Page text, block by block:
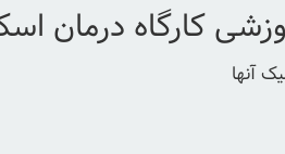
کارگاه درمان
آنها